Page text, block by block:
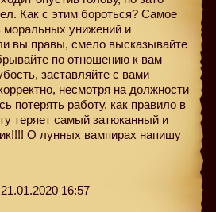
Как с этим бороться? Самое
моральных унижений и
вы правы, смело высказывайте
по отношению к вам
заставляйте с вами
несмотря на должности
потерять работу, как правило в
теряет самый затюканный и
О лунных вампирах напишу
21.01.2020 16:57